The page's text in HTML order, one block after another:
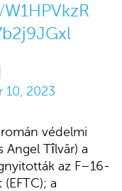
10, 2023
védelmi
Angel Tîlvăr) a
az F–16-
a